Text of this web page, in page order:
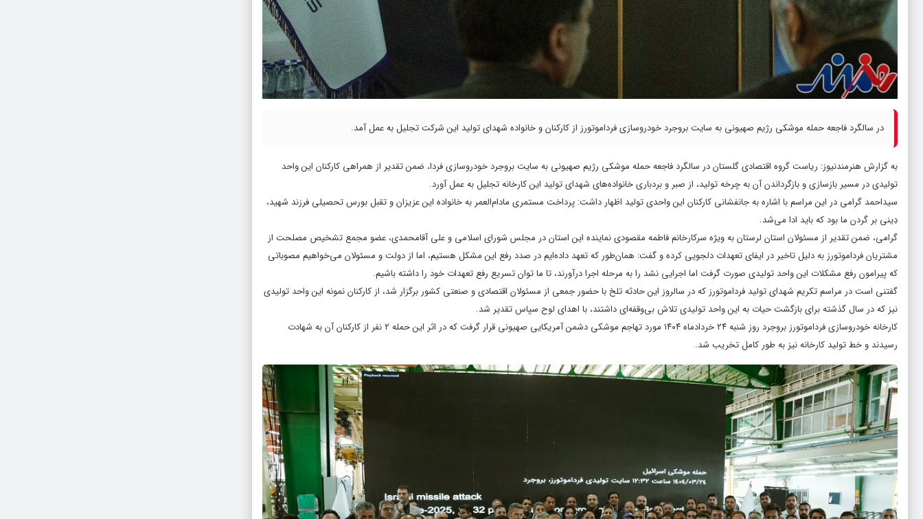
در سالگرد فاجعه حمله موشکی رژیم صهیونی به سایت بروجرد خودروسازی فرداموتورز از کارکنان و خانواده شهدای تولید این شرکت تجلیل به عمل آمد.
به گزارش هنرمندنیوز: ریاست گروه اقتصادی گلستان در سالگرد فاجعه حمله موشکی رژیم صهیونی به سایت بروجردخودروسازی فردا، ضمن تقدیر از همراهی کارکنان این واحد
تولیدی در مسیر بازسازی و بازگرداندن آن به چرخه تولید، از صبر و بردباری خانواده‌های شهدای تولید این کارخانه تجلیل به عمل آورد.
سیداحمد گرامی در این مراسم با اشاره به جانفشانی کارکنان این واحدی تولید اظهار داشت: پرداخت مستمری مادام‌العمر به خانواده این عزیزان و تقبل بورس تحصیلی فرزند شهید،
دِینی بر گردن ما بود که باید ادا می‌شد.
گرامی، ضمن تقدیر از مسئولان استان لرستان به ویژه سرکارخانم فاطمه مقصودی نماینده این استان در مجلس شورای اسلامی و علی آقامحمدی، عضو مجمع تشخیص مصلحت از
مشتریان فرداموتورز به دلیل تاخیر در ایفای تعهدات دلجویی کرده و گفت: همان‌طور که تعهد داده‌ایم در صدد رفع این مشکل هستیم، اما از دولت و مسئولان می‌خواهیم مصوباتی
که پیرامون رفع مشکلات این واحد تولیدی صورت گرفت اما اجرایی نشد را به مرحله اجرا درآورند، تا ما توان تسریع رفع تعهدات خود را داشته باشیم.
گفتنی است در مراسم تکریم شهدای تولید فرداموتورز که در سالروز این حادثه تلخ با حضور جمعی از مسئولان اقتصادی و صنعتی کشور برگزار شد، از کارکنان نمونه این واحد تولیدی
نیز که در سال گذشته برای بازگشت حیات به این واحد تولیدی تلاش بی‌وقفه‌ای داشتند، با اهدای لوح سپاس تقدیر شد.
کارخانه خودروسازی فرداموتورز بروجرد روز شنبه ۲۴ خردادماه ۱۴۰۴ مورد تهاجم موشکی دشمن آمریکایی صهیونی قرار گرفت که در اثر این حمله ۲ نفر از کارکنان آن به شهادت
رسیدند و خط تولید کارخانه نیز به طور کامل تخریب شد.